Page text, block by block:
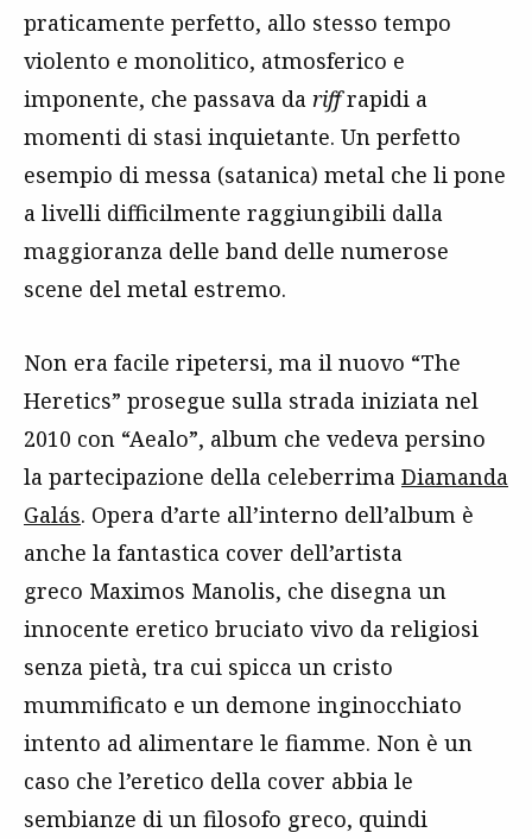
praticamente perfetto, allo stesso tempo
violento e monolitico, atmosferico e
imponente, che passava da riffrapidi a
momenti di stasi inquietante. Un perfetto
esempio di messa (satanica) metal che li pone
a livelli difficilmente raggiungibili dalla
maggioranza delle band delle numerose
scene del metal estremo.
Non era facile ripetersi, ma il nuovo “The
Heretics” prosegue sulla strada iniziata nel
2010 con “Aealo”, album che vedeva persino
la partecipazione della celeberrima Diamanda
Galás. Opera d’arte all’interno dell’album è
anche la fantastica cover dell’artista
greco Maximos Manolis, che disegna un
innocente eretico bruciato vivo da religiosi
senza pietà, tra cui spicca un cristo
mummificato e un demone inginocchiato
intento ad alimentare le fiamme. Non è un
caso che l’eretico della cover abbia le
sembianze di un filosofo greco, quindi